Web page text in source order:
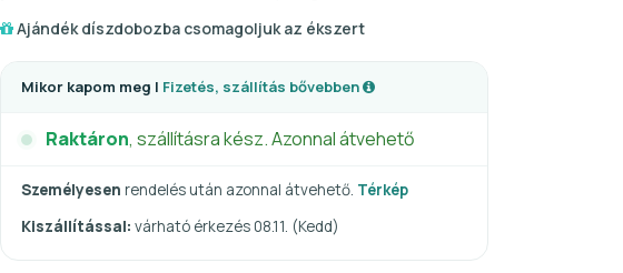
Ajándék díszdobozba csomagoljuk az ékszert
Mikor kapom meg | Fizetés, szállítás bővebben
Raktáron, szállításra kész. Azonnal átvehető
Személyesen rendelés után azonnal átvehető. Térkép
Kiszállítással: várható érkezés 08.11. (Kedd)